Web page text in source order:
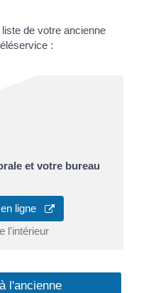
de votre ancienne
:
et votre bureau
ligne
l'intérieur
l'ancienne